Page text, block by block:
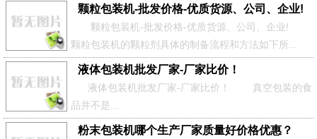
颗粒包装机-批发价格-优质货源、公司、企业!
颗粒包装机-批发价格-优质货源、公司、企业!
颗粒包装机的颗粒剂具体的制备流程和方法如下所...
液体包装机批发厂家-厂家比价！
液体包装机批发厂家-厂家比价！ 真空包装的食
品并不是...
粉末包装机哪个生产厂家质量好价格优惠？